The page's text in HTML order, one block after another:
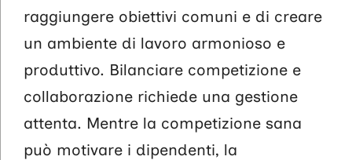
raggiungere obiettivi comuni e di creare
un ambiente di lavoro armonioso e
produttivo. Bilanciare competizione e
collaborazione richiede una gestione
attenta. Mentre la competizione sana
può motivare i dipendenti, la